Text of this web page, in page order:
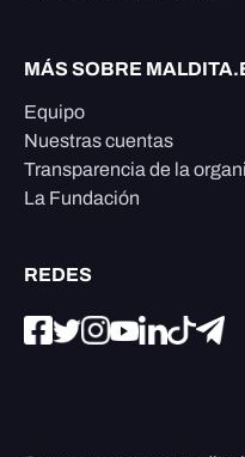
MÁS SOBRE
Equipo
Nuestras cuentas
Transparencia de la
La Fundación
REDES